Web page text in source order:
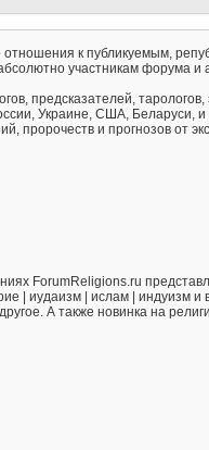
к публикуемым,
участникам форума
предсказателей,
Украине, США,
пророчеств и прогнозов от
ForumReligions.ru
| иудаизм | ислам | индуизм
А также новинка на